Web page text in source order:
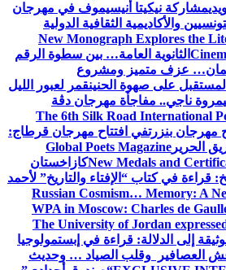
مشاركة نيكيتا أنيسيموف في مهرجان
والأكاديمية الثقافية الدولية
New Monograph Explores the
الثانوية العامة… بين سطوة الرقم
عزف متميز ومشروع
على صهوة الحنينقمر لعبور الليل
مروة ناجي.. مفاجأة مهرجان دڨة
The 6th Silk Road International
مهرجان بنزرتفي افتتاح مهرجان قرطاج:
الحرير Global Poets Magazine
New Medals andكازاخستان
قراءة في كتاب “الإفتاء والتاريخ” لأحمد
Russian Cosmism… Memory: A
WPA in Moscow: Charles de
The University of Jordan
إلى الدلالة: قراءة في إبستمولوجيا
العصافير وقلب الصياد … وحديث